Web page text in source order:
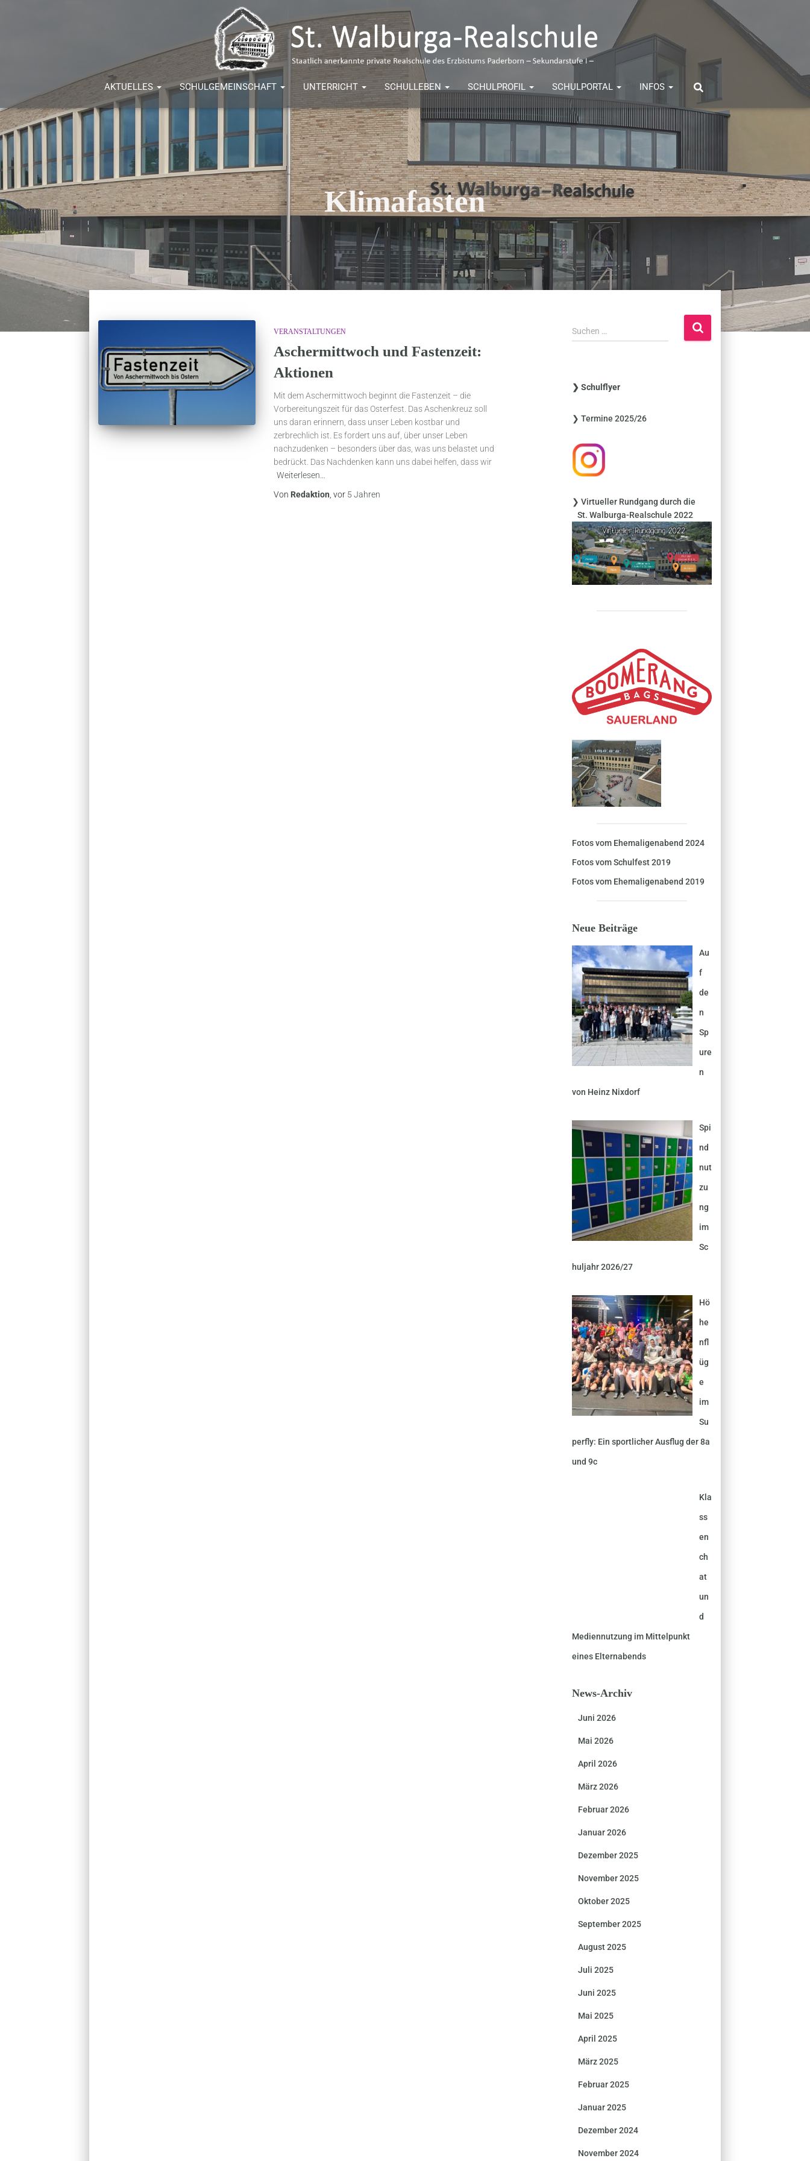
AKTUELLES SCHULGEMEINSCHAFT UNTERRICHT SCHULLEBEN SCHULPROFIL SCHULPORTAL INFOS
Klimafasten
VERANSTALTUNGEN
Aschermittwoch und Fastenzeit:
Aktionen
Mit dem Aschermittwoch beginnt die Fastenzeit – die
Vorbereitungszeit für das Osterfest. Das Aschenkreuz soll
uns daran erinnern, dass unser Leben kostbar und
zerbrechlich ist. Es fordert uns auf, über unser Leben
nachzudenken – besonders über das, was uns belastet und
bedrückt. Das Nachdenken kann uns dabei helfen, dass wir
Weiterlesen…
Von Redaktion, vor 5 Jahren
S
u
n
a
h
:
Suchen …
❯ Schulflyer
❯ Termine 2025/26
❯ Virtueller Rundgang durch die
St. Walburga-Realschule 2022
Fotos vom Ehemaligenabend 2024
Fotos vom Schulfest 2019
Fotos vom Ehemaligenabend 2019
Neue Beiträge
Au
f
de
n
Sp
ure
n
von Heinz Nixdorf
Spi
nd
nut
zu
ng
im
Sc
huljahr 2026/27
Hö
he
nfl
üg
e
im
Su
perfly: Ein sportlicher Ausflug der 8a
und 9c
Kla
ss
en
ch
at
un
d
Mediennutzung im Mittelpunkt
eines Elternabends
News-Archiv
Juni 2026
Mai 2026
April 2026
März 2026
Februar 2026
Januar 2026
Dezember 2025
November 2025
Oktober 2025
September 2025
August 2025
Juli 2025
Juni 2025
Mai 2025
April 2025
März 2025
Februar 2025
Januar 2025
Dezember 2024
November 2024